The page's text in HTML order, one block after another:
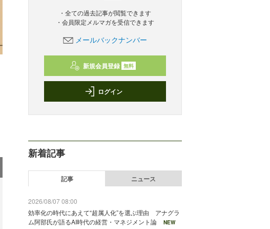
・全ての過去記事が閲覧できます
・会員限定メルマガを受信できます
メールバックナンバー
新規会員登録 無料
ログイン
新着記事
記事 ニュース
2026/08/07 08:00
効率化の時代にあえて“超属人化”を選ぶ理由 アナグラ
ム阿部氏が語るAI時代の経営・マネジメント論
NEW